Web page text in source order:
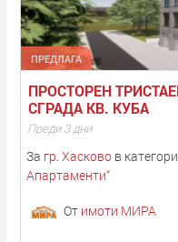
ПРЕДЛАГА
ПРОСТОРЕН
СГРАДА КВ. КУБА
Преди 3 дни
За гр. Хасковов
Апартаменти“
От имоти МИРА